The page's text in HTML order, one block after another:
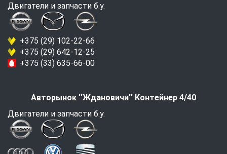
Двигатели и запчасти б.у.
+375 (29) 102-22-66
+375 (29) 642-12-25
+375 (33) 635-66-00
Авторынок ''Ждановичи'' Контейнер 4/40
Двигатели и запчасти б.у.